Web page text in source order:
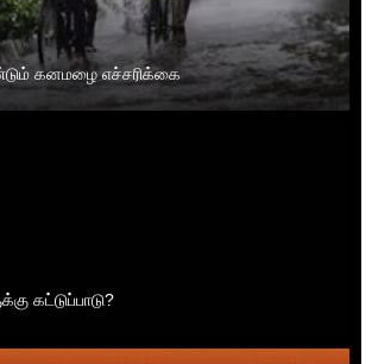
கனமழை எச்சரிக்கை
கட்டுப்பாடு?